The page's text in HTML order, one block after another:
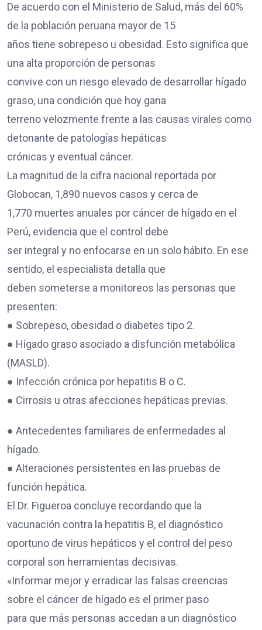
De acuerdo con el Ministerio de Salud, más del 60%
de la población peruana mayor de 15
años tiene sobrepeso u obesidad. Esto significa que
una alta proporción de personas
convive con un riesgo elevado de desarrollar hígado
graso, una condición que hoy gana
terreno velozmente frente a las causas virales como
detonante de patologías hepáticas
crónicas y eventual cáncer.
La magnitud de la cifra nacional reportada por
Globocan, 1,890 nuevos casos y cerca de
1,770 muertes anuales por cáncer de hígado en el
Perú, evidencia que el control debe
ser integral y no enfocarse en un solo hábito. En ese
sentido, el especialista detalla que
deben someterse a monitoreos las personas que
presenten:
● Sobrepeso, obesidad o diabetes tipo 2.
● Hígado graso asociado a disfunción metabólica
(MASLD).
● Infección crónica por hepatitis B o C.
● Cirrosis u otras afecciones hepáticas previas.
● Antecedentes familiares de enfermedades al
hígado.
● Alteraciones persistentes en las pruebas de
función hepática.
El Dr. Figueroa concluye recordando que la
vacunación contra la hepatitis B, el diagnóstico
oportuno de virus hepáticos y el control del peso
corporal son herramientas decisivas.
«Informar mejor y erradicar las falsas creencias
sobre el cáncer de hígado es el primer paso
para que más personas accedan a un diagnóstico